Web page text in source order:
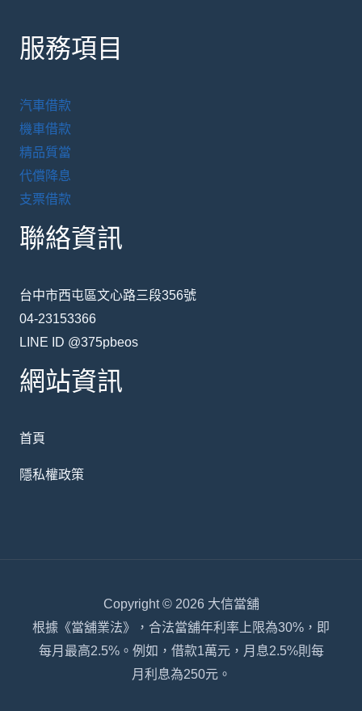
服務項目
汽車借款
機車借款
精品質當
代償降息
支票借款
聯絡資訊
台中市西屯區文心路三段356號
04-23153366
LINE ID @375pbeos
網站資訊
首頁
隱私權政策
Copyright © 2026 大信當舖
根據《當舖業法》，合法當舖年利率上限為30%，即
每月最高2.5%。例如，借款1萬元，月息2.5%則每
月利息為250元。